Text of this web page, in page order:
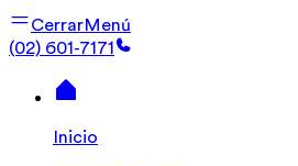
CerrarMenú
(02) 601-7171
Inicio